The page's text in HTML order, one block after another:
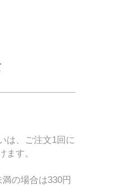
は、ご注文1回に
ます。
の場合は330円